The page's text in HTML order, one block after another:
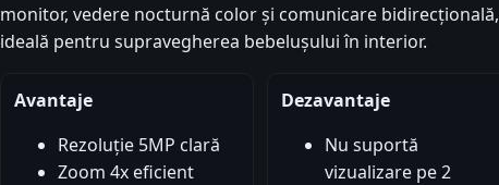
monitor, vedere nocturnă color și comunicare bidirecțională,
ideală pentru supravegherea bebelușului în interior.
Avantaje
Rezoluție 5MP clară
Zoom 4x eficient
Dezavantaje
Nu suportă
vizualizare pe 2